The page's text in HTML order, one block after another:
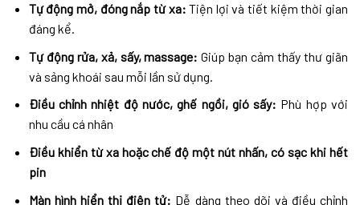
Tự động mở, đóng nắp từ xa: Tiện lợi và tiết kiệm thời gian
đáng kể.
Tự động rửa, xả, sấy, massage: Giúp bạn cảm thấy thư giãn
và sảng khoái sau mỗi lần sử dụng.
Điều chỉnh nhiệt độ nước, ghế ngồi, gió sấy: Phù hợp với
nhu cầu cá nhân
Điều khiển từ xa hoặc chế độ một nút nhấn, có sạc khi hết
pin
Màn hình hiển thị điện tử: Dễ dàng theo dõi và điều chỉnh